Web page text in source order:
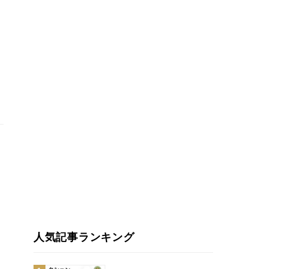
人気記事ランキング